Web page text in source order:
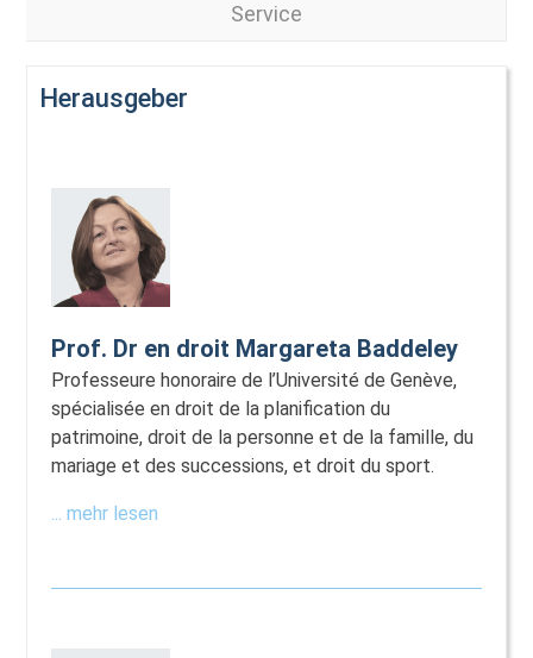
Service
Herausgeber
Prof. Dr en droit Margareta Baddeley
Professeure honoraire de l’Université de Genève,
spécialisée en droit de la planification du
patrimoine, droit de la personne et de la famille, du
mariage et des successions, et droit du sport.
... mehr lesen